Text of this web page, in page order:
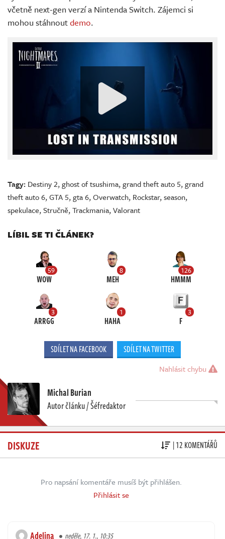
včetně next-gen verzí a Nintenda Switch. Zájemci si
mohou stáhnoutdemo.
Tagy: Destiny 2,ghost of tsushima,grand theft auto 5,grand
theft auto 6,GTA 5,gta 6,Overwatch, Rockstar,season,
spekulace,Stručně,Trackmania,Valorant
LÍBIL SE TI ČLÁNEK?
59
WOW
8
MEH
126
HMMM
3
ARRGG
1
HAHA
3
F
SDÍLET NA FACEBOOK SDÍLET NA TWITTER
Nahlásit chybu
Michal Burian
Autor článku / Šéfredaktor
DISKUZE | 12 KOMENTÁŘŮ
Pro napsání komentáře musíš být přihlášen.
Přihlásit se
Adelina neděle, 17. 1., 10:35